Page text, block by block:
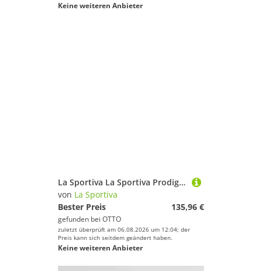
Keine weiteren Anbieter
La Sportiva La Sportiva Prodigio Herren Tropic Blue Cherry Tomato Laufschuh
von La Sportiva
Bester Preis
135,96 €
gefunden bei OTTO
zuletzt überprüft am 06.08.2026 um 12:04; der
Preis kann sich seitdem geändert haben.
Keine weiteren Anbieter